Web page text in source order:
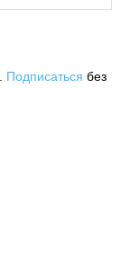
Подписаться без